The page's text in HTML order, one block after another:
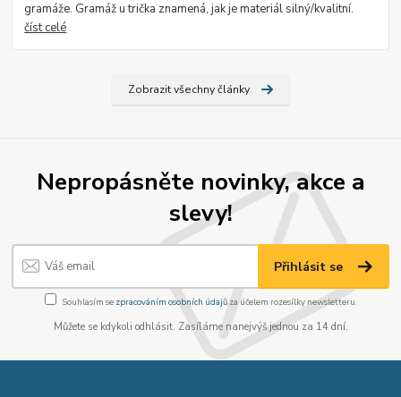
gramáže. Gramáž u trička znamená, jak je materiál silný/kvalitní.
číst celé
Zobrazit všechny články
Nepropásněte novinky, akce a
slevy!
Přihlásit se
Souhlasím se zpracováním osobních údajůza účelem rozesílky newsletteru.
Můžete se kdykoli odhlásit. Zasíláme nanejvýš jednou za 14 dní.